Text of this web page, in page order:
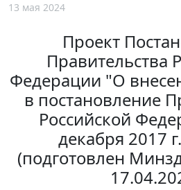
13 мая 2024
Проект
Правительства
Федерации "О
в постановление
Российской
декабря 2017
(подготовлен